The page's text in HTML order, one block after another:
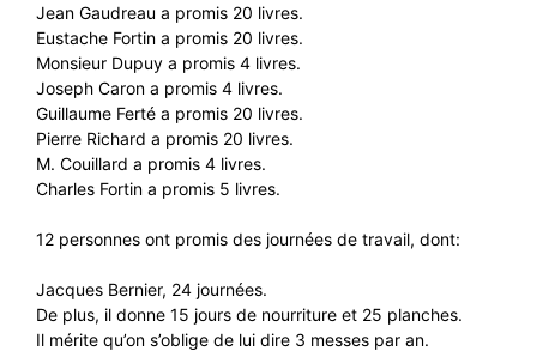
Jean Gaudreau a promis 20 livres.
Eustache Fortin a promis 20 livres.
Monsieur Dupuy a promis 4 livres.
Joseph Caron a promis 4 livres.
Guillaume Ferté a promis 20 livres.
Pierre Richard a promis 20 livres.
M. Couillard a promis 4 livres.
Charles Fortin a promis 5 livres.
12 personnes ont promis des journées de travail, dont:
Jacques Bernier, 24 journées.
De plus, il donne 15 jours de nourriture et 25 planches.
Il mérite qu’on s’oblige de lui dire 3 messes par an.